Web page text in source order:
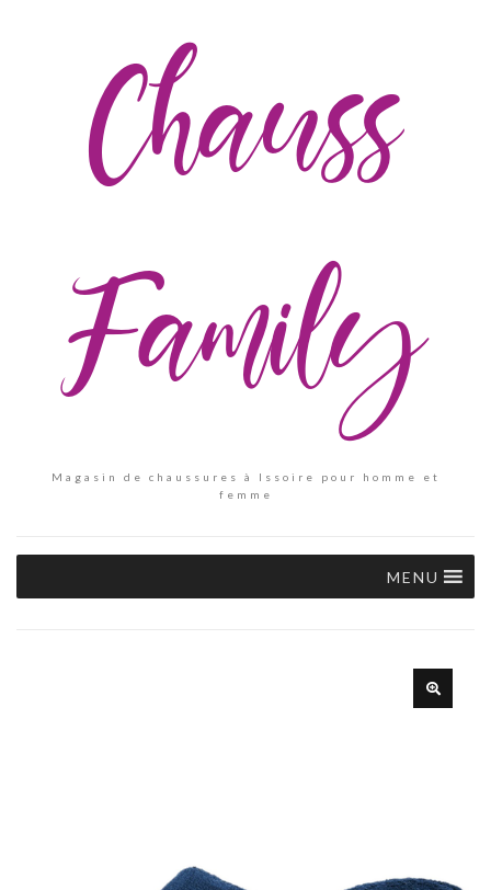
Chauss
Family
Magasin de chaussures à Issoire pour homme et
femme
MENU